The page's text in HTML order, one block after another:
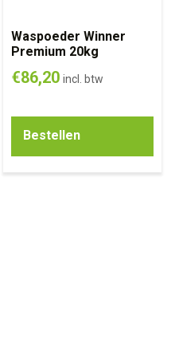
Waspoeder Winner
Premium 20kg
€86,20 incl. btw
Bestellen